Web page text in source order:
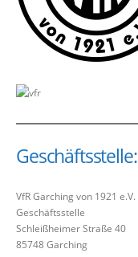
Geschäftsstelle:
VfR Garching von 1921 e.V.
Geschäftsstelle
Schleißheimer Straße 40
85748 Garching